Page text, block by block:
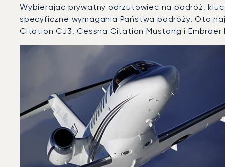
Wybierając prywatny odrzutowiec na podróż,
specyficzne wymagania Państwa podróży. Oto
Citation CJ3, Cessna Citation Mustang i Embraer
Międzynarodowy Port Lotniczy Lipawa : 3
Model samolotu
Prędkość (węzły)Zasięg (km)